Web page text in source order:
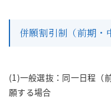
併願割引制（前期・
(1)一般選抜：同一日程（
願する場合